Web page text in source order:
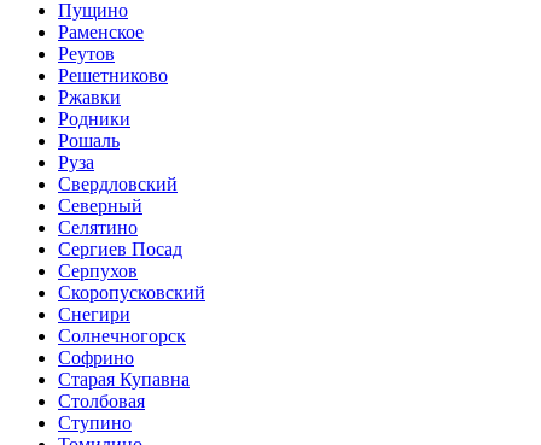
Пущино
Раменское
Реутов
Решетниково
Ржавки
Родники
Рошаль
Руза
Свердловский
Северный
Селятино
Сергиев Посад
Серпухов
Скоропусковский
Снегири
Солнечногорск
Софрино
Старая Купавна
Столбовая
Ступино